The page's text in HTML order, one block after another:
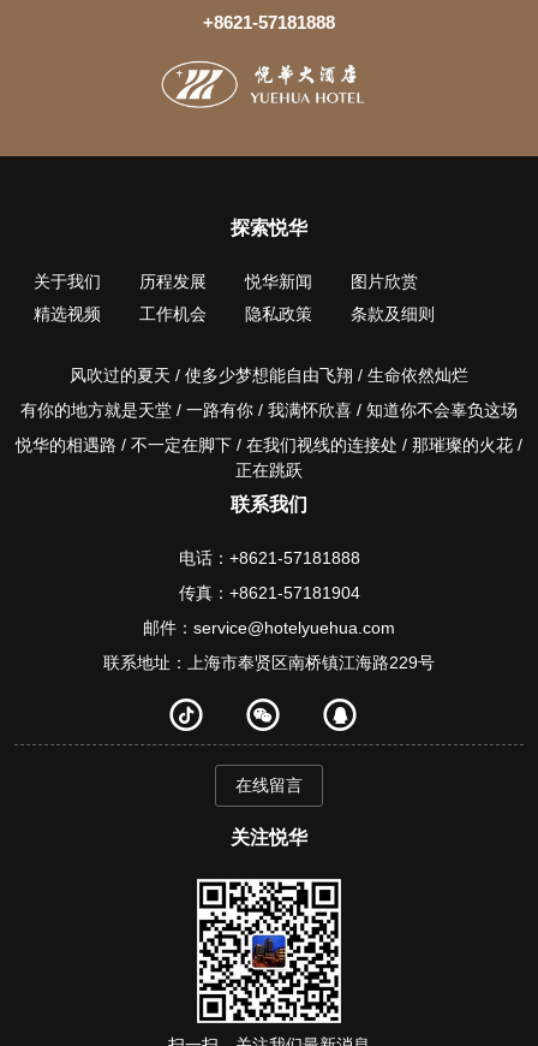
+8621-57181888
探索悦华
关于我们 历程发展 悦华新闻
图片欣赏
精选视频
工作机会 隐私政策 条款及细则
风吹过的夏天 / 使多少梦想能自由飞翔 / 生命依然灿烂
有你的地方就是天堂 / 一路有你 / 我满怀欣喜 / 知道你不会辜负这场
悦华的相遇路 / 不一定在脚下 / 在我们视线的连接处 / 那璀璨的火花 /
正在跳跃
联系我们
电话：+8621-57181888
传真：+8621-57181904
邮件：service@hotelyuehua.com
联系地址：上海市奉贤区南桥镇江海路229号
在线留言
关注悦华